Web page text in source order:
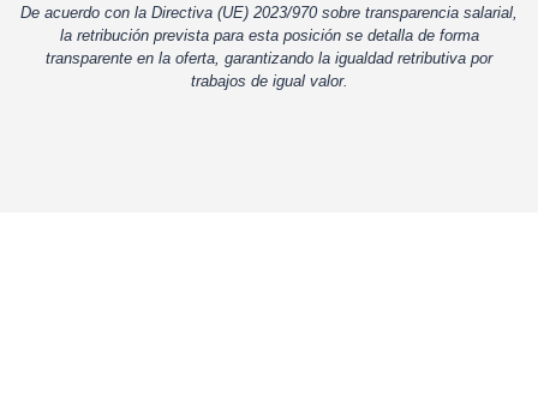
De acuerdo con la Directiva (UE) 2023/970 sobre transparencia salarial,
la retribución prevista para esta posición se detalla de forma
transparente en la oferta, garantizando la igualdad retributiva por
trabajos de igual valor.